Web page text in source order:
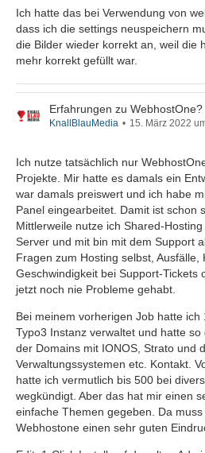
Ich hatte das bei Verwendung von
dass ich die settings neuspeichern
die Bilder wieder korrekt an, weil die
mehr korrekt gefüllt war.
Erfahrungen zu WebhostOne?
KnallBlauMedia 15. März 2022
Ich nutze tatsächlich nur
Projekte. Mir hatte es damals ein
war damals preiswert und ich habe
Panel eingearbeitet. Damit ist schon
Mittlerweile nutze ich Shared-
Server und mit bin mit dem Support
Fragen zum Hosting selbst, Ausfälle,
Geschwindigkeit bei Support-Tickets
jetzt noch nie Probleme gehabt.
Bei meinem vorherigen Job hatte
Typo3 Instanz verwaltet und hatte
der Domains mit IONOS, Strato und
Verwaltungssystemen etc. Kontakt.
hatte ich vermutlich bis 500 bei
wegkündigt. Aber das hat mir einen
einfache Themen gegeben. Da
Webhostone einen sehr guten